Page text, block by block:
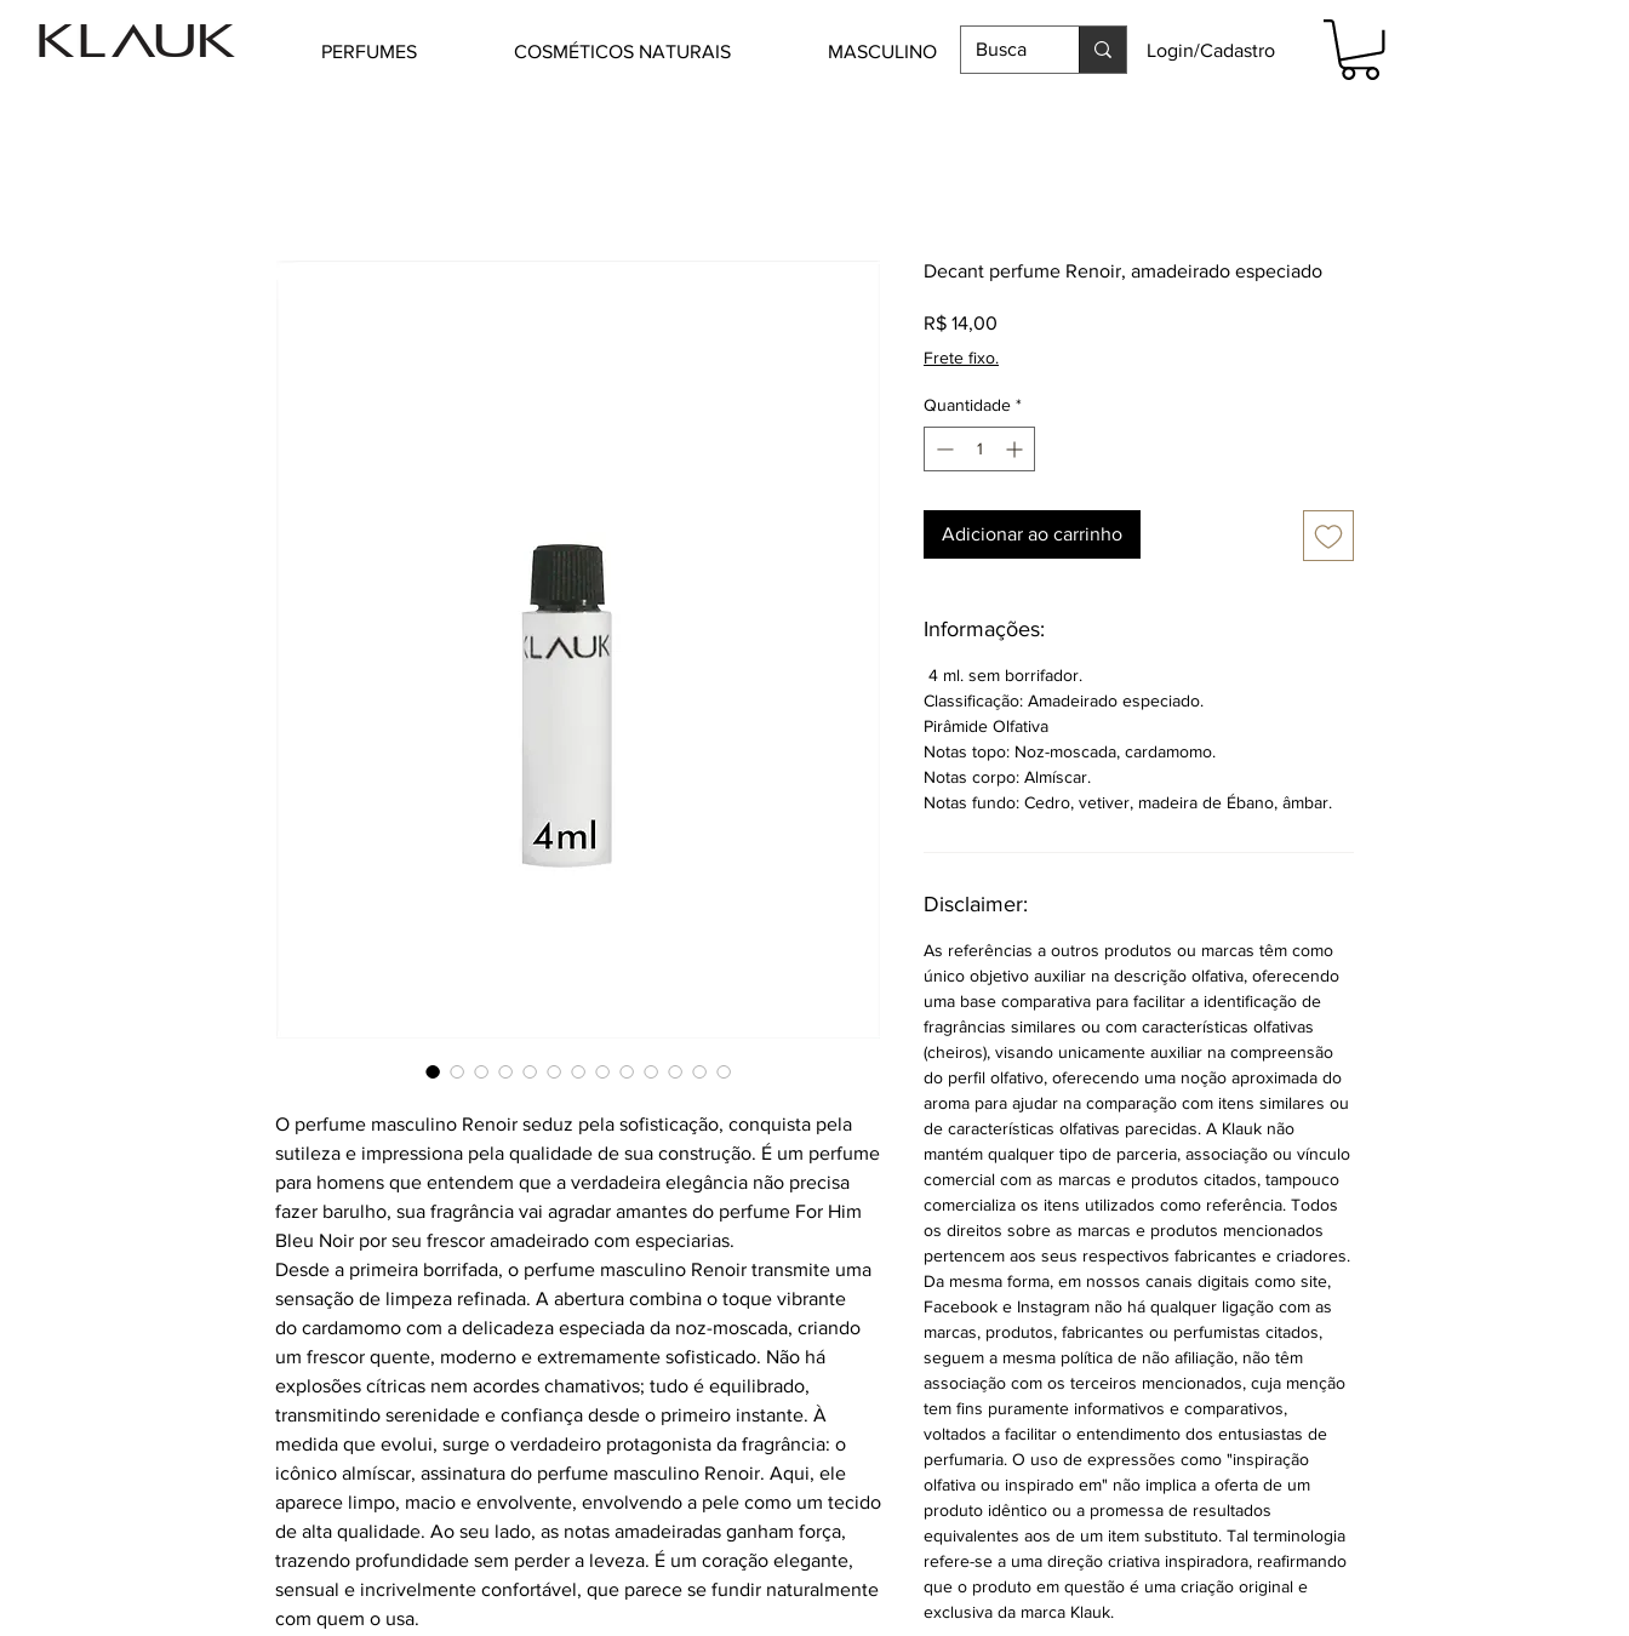
PERFUMES COSMÉTICOS NATURAIS MASCULINO Login/Cadastro
O perfume masculino Renoir seduz pela sofisticação, conquista pela
sutileza e impressiona pela qualidade de sua construção. É um perfume
para homens que entendem que a verdadeira elegância não precisa
fazer barulho, sua fragrância vai agradar amantes do perfume For Him
Bleu Noir por seu frescor amadeirado com especiarias.
Desde a primeira borrifada, o perfume masculino Renoir transmite uma
sensação de limpeza refinada. A abertura combina o toque vibrante
do cardamomo com a delicadeza especiada da noz-moscada, criando
um frescor quente, moderno e extremamente sofisticado. Não há
explosões cítricas nem acordes chamativos; tudo é equilibrado,
transmitindo serenidade e confiança desde o primeiro instante. À
medida que evolui, surge o verdadeiro protagonista da fragrância: o
icônico almíscar, assinatura do perfume masculino Renoir. Aqui, ele
aparece limpo, macio e envolvente, envolvendo a pele como um tecido
de alta qualidade. Ao seu lado, as notas amadeiradas ganham força,
trazendo profundidade sem perder a leveza. É um coração elegante,
sensual e incrivelmente confortável, que parece se fundir naturalmente
com quem o usa.
Decant perfume Renoir, amadeirado especiado
R$ 14,00
Frete fixo.
Quantidade *
Adicionar ao carrinho
Informações:
4 ml. sem borrifador.
Classificação: Amadeirado especiado.
Pirâmide Olfativa
Notas topo: Noz-moscada, cardamomo.
Notas corpo: Almíscar.
Notas fundo: Cedro, vetiver, madeira de Ébano, âmbar.
Disclaimer:
As referências a outros produtos ou marcas têm como
único objetivo auxiliar na descrição olfativa, oferecendo
uma base comparativa para facilitar a identificação de
fragrâncias similares ou com características olfativas
(cheiros), visando unicamente auxiliar na compreensão
do perfil olfativo, oferecendo uma noção aproximada do
aroma para ajudar na comparação com itens similares ou
de características olfativas parecidas. A Klauk não
mantém qualquer tipo de parceria, associação ou vínculo
comercial com as marcas e produtos citados, tampouco
comercializa os itens utilizados como referência. Todos
os direitos sobre as marcas e produtos mencionados
pertencem aos seus respectivos fabricantes e criadores.
Da mesma forma, em nossos canais digitais como site,
Facebook e Instagram não há qualquer ligação com as
marcas, produtos, fabricantes ou perfumistas citados,
seguem a mesma política de não afiliação, não têm
associação com os terceiros mencionados, cuja menção
tem fins puramente informativos e comparativos,
voltados a facilitar o entendimento dos entusiastas de
perfumaria. O uso de expressões como "inspiração
olfativa ou inspirado em" não implica a oferta de um
produto idêntico ou a promessa de resultados
equivalentes aos de um item substituto. Tal terminologia
refere-se a uma direção criativa inspiradora, reafirmando
que o produto em questão é uma criação original e
exclusiva da marca Klauk.